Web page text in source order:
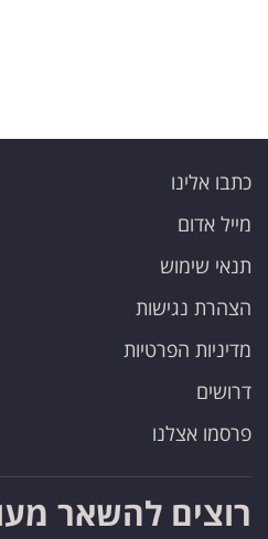
כתבו אלינו
מייל אדום
תנאי שימוש
הצהרת נגישות
מדיניות הפרטיות
דרושים
פרסמו אצלנו
רוצים להשאר